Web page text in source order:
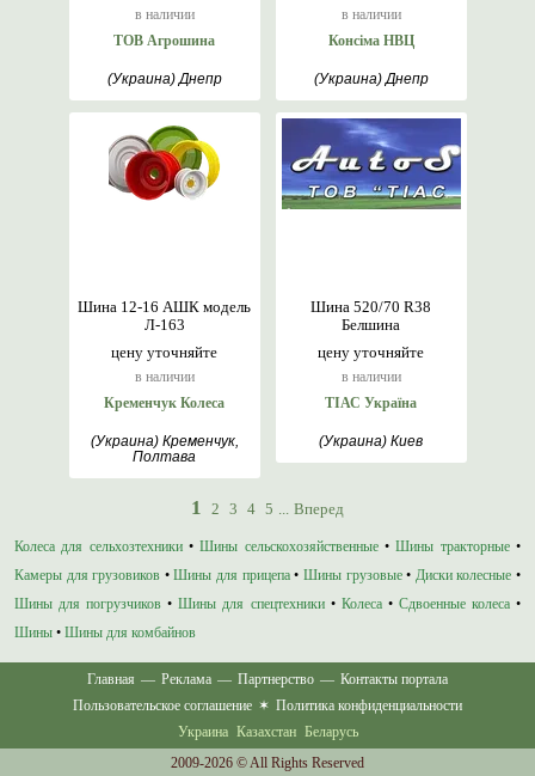
в наличии
ТОВ Агрошина
(Украина) Днепр
в наличии
Консіма НВЦ
(Украина) Днепр
цену уточняйте
в наличии
Шина 12-16 АШК модель
Л-163
Кременчук Колеса
(Украина) Кременчук,
Полтава
цену уточняйте
в наличии
Шина 520/70 R38
Белшина
ТІАС Україна
(Украина) Киев
1 2 3 4 5 ... Вперед
Колеса для сельхозтехники•Шины сельскохозяйственные•Шины тракторные•
Камеры для грузовиков •Шины для прицепа• Шины грузовые• Диски колесные •
Шины для погрузчиков •Шины для спецтехники• Колеса• Сдвоенные колеса•
Шины • Шины для комбайнов
Главная — Реклама — Партнерство — Контакты портала
Пользовательское соглашение ✶ Политика конфиденциальности
Украина Казахстан Беларусь
2009-2026 © All Rights Reserved